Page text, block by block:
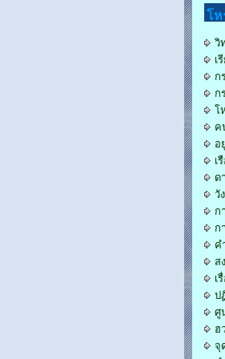
โห
วิ
เ
ก
ก
โ
ค
อ
เ
ด
วั
ก
ก
ค
ส
เ
ป
ศู
ฮ
จุ